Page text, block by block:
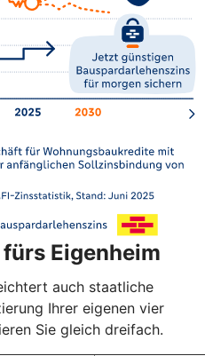
Eigenheim
auch staatliche
Ihrer eigenen vier
Sie gleich dreifach.